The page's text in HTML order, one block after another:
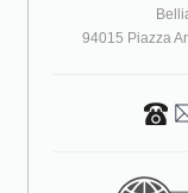
94015 Piazza